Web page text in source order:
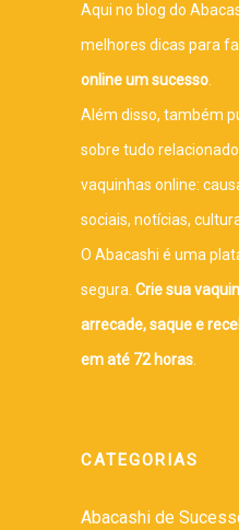
Aqui no blog do
melhores dicas para
online um sucesso
Além disso, também
sobre tudo
vaquinhas online:
sociais, notícias,
O Abacashi é uma
segura. Crie sua
arrecade, saque e
em até 72 horas
CATEGORIAS
Abacashi de